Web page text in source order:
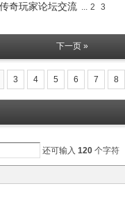
奇玩家论坛交流 ... 2 3
下一页 »
3 4 5 6 7 8
还可输入 120个字符